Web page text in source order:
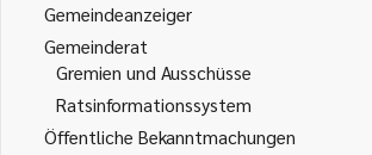
Gemeindeanzeiger
Gemeinderat
Gremien und Ausschüsse
Ratsinformationssystem
Öffentliche Bekanntmachungen